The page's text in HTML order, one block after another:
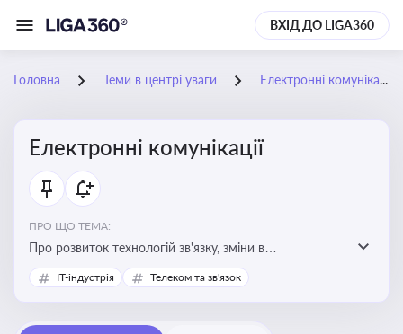
ВХІД ДО LIGA360
Головна Теми в центрі уваги Електронні комунікації
Електронні комунікації
ПРО ЩО ТЕМА:
Про розвиток технологій зв'язку, зміни в
законодавстві, регулювання ринку телекомунікацій,
інновації в сфері мобільних та інтернет-послуг
IT-індустрія Телеком та зв'язок